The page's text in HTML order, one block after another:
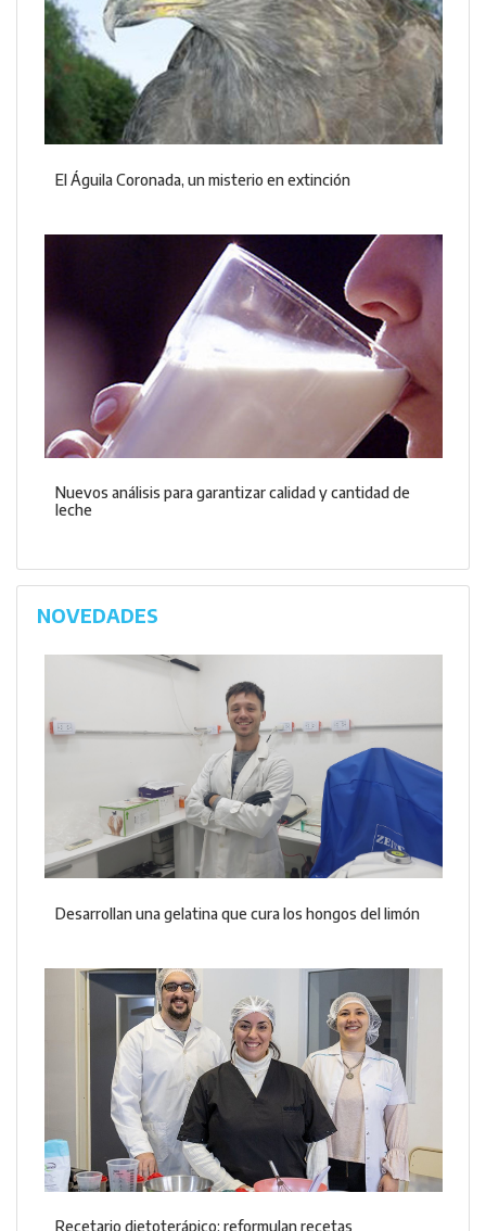
El Águila Coronada, un misterio en extinción
Nuevos análisis para garantizar calidad y cantidad de
leche
NOVEDADES
Desarrollan una gelatina que cura los hongos del limón
Recetario dietoterápico: reformulan recetas